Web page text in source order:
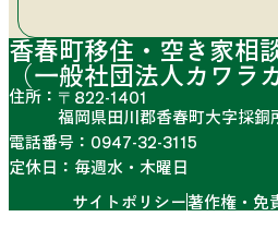
香春町移住・空き家相
（一般社団法人カワラ
住所： 〒822-1401
福岡県田川郡香春町大字採銅
電話番号： 0947-32-3115
定休日： 毎週水・木曜日
サイトポリシー 著作権・免